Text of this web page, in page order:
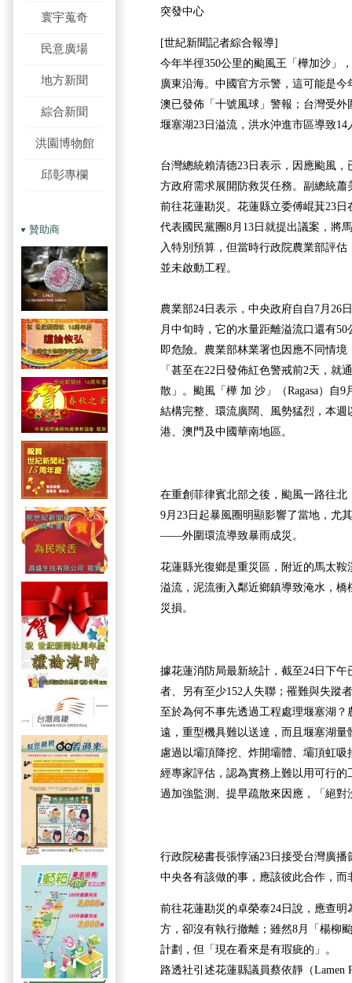
寰宇蒐奇
民意廣場
地方新聞
綜合新聞
洪園博物館
邱彰專欄
贊助商
突發中心
[世紀新聞記者綜合報導]
今年半徑350公里的颱風王「樺加沙」
廣東沿海。中國官方示警，這可能是
澳已發佈「十號風球」警報；台灣受
堰塞湖23日溢流，洪水沖進市區導致
台灣總統賴清德23日表示，因應颱風
方政府需求展開防救災任務。副總統蕭
前往花蓮勘災。花蓮縣立委傅崐萁23
代表國民黨團8月13日就提出議案，將
入特別預算，但當時行政院農業部評
並未啟動工程。
農業部24日表示，中央政府自自7月26
月中旬時，它的水量距離溢流口還有
即危險。農業部林業署也因應不同情
「甚至在22日發佈紅色警戒前2天，就
散」。颱風「樺 加 沙」（Ragasa）自
結構完整、環流廣闊、風勢猛烈，本
港、澳門及中國華南地區。
在重創菲律賓北部之後，颱風一路往
9月23日起暴風圈明顯影響了當地，尤
——外圍環流導致暴雨成災。
花蓮縣光復鄉是重災區，附近的馬太鞍
溢流，泥流衝入鄰近鄉鎮導致淹水，
災損。
據花蓮消防局最新統計，截至24日下
者、另有至少152人失聯；罹難與失蹤
至於為何不事先透過工程處理堰塞湖
遠，重型機具難以送達，而且堰塞湖
慮過以壩頂降挖、炸開壩體、壩頂虹
經專家評估，認為實務上難以用可行
過加強監測、提早疏散來因應，「絕對
行政院秘書長張惇涵23日接受台灣廣
中央各有該做的事，應該彼此合作，而
前往花蓮勘災的卓榮泰24日說，應查
方，卻沒有執行撤離；雖然8月「楊柳
計劃，但「現在看來是有瑕疵的」。
路透社引述花蓮縣議員蔡依靜（Lamen